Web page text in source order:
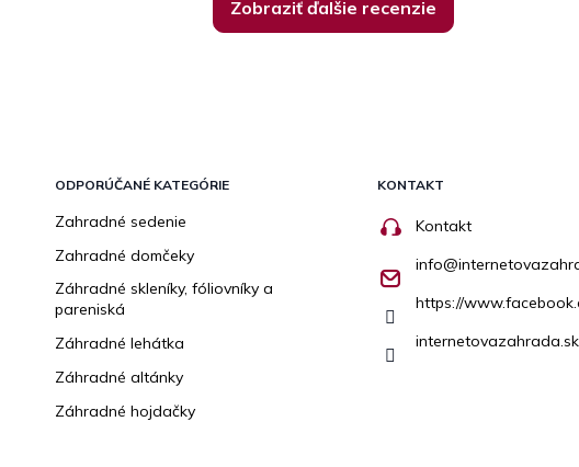
Zobraziť ďalšie recenzie
ODPORÚČANÉ KATEGÓRIE
Zahradné sedenie
Zahradné domčeky
Záhradné skleníky, fóliovníky a
pareniská
Záhradné lehátka
Záhradné altánky
Záhradné hojdačky
KONTAKT
Kontakt
info@
https://
internetovazahrada.sk